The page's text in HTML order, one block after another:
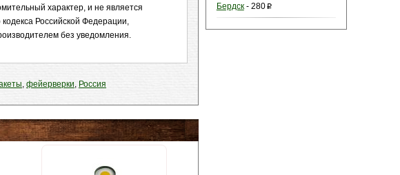
Бердск- 280p
характер, и не является
Российской Федерации,
без уведомления.
, фейерверки, Россия